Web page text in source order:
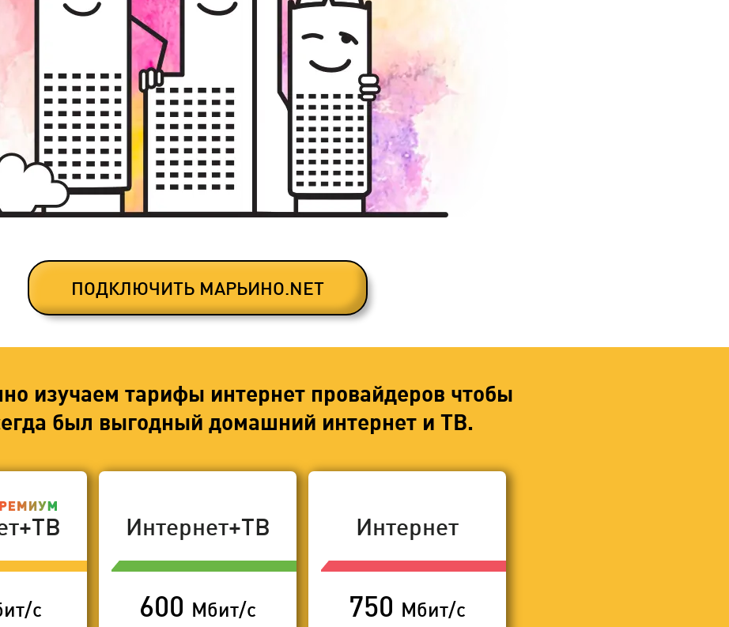
ПОДКЛЮЧИТЬ МАРЬИНО.NET
изучаем тарифы интернет провайдеров чтобы
был выгодный домашний интернет и ТВ.
с
Интернет+ТВ
600 Мбит/с
Интернет
750 Мбит/с